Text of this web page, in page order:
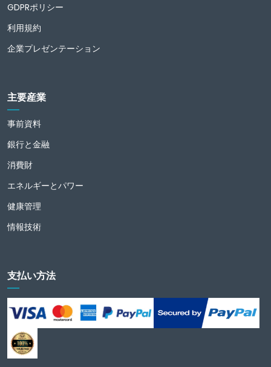
GDPRポリシー
利用規約
企業プレゼンテーション
主要産業
事前資料
銀行と金融
消費財
エネルギーとパワー
健康管理
情報技術
支払い方法